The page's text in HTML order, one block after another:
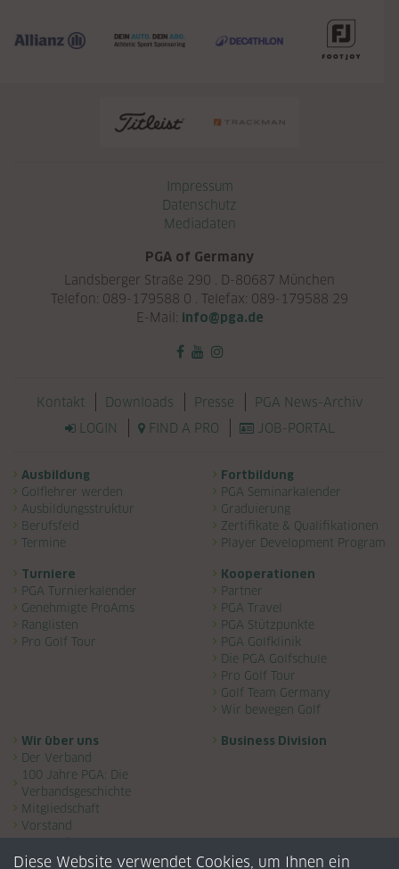
Diese Website verwendet Cookies, um Ihnen ein
Impressum
Datenschutz
Mediadaten
PGA of Germany
Landsberger Straße 290 . D-80687 München
Telefon: 089-179588 0 . Telefax: 089-179588 29
E-Mail:
info@pga.de
Navigation überspringen
Kontakt Downloads Presse
PGA News-Archiv
LOGIN
FIND A PRO JOB-PORTAL
Navigation überspringen
Ausbildung
Golflehrer werden
Ausbildungsstruktur
Berufsfeld
Termine
Fortbildung
PGA Seminarkalender
Graduierung
Zertifikate & Qualifikationen
Player Development Program
Turniere
PGA Turnierkalender
Genehmigte ProAms
Ranglisten
Pro Golf Tour
Kooperationen
Partner
PGA Travel
PGA Stützpunkte
PGA Golfklinik
Die PGA Golfschule
Pro Golf Tour
Golf Team Germany
Wir bewegen Golf
Wir über uns
Der Verband
100 Jahre PGA: Die
Verbandsgeschichte
Mitgliedschaft
Vorstand
Gremien
Business Division